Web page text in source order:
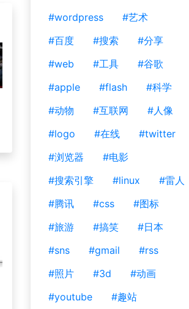
#wordpress
#艺术
#百度
#搜索
#分享
#web
#工具
#谷歌
#apple
#flash
#科学
#动物
#互联网
#人像
#logo
#在线
#twitter
#浏览器
#电影
#搜索引擎
#linux
#雷人
#腾讯
#css
#图标
#旅游
#搞笑
#日本
#sns
#gmail
#rss
#照片
#3d
#动画
#youtube
#趣站